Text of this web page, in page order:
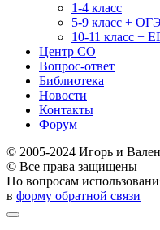
1-4 класс
5-9 класс + ОГЭ
10-11 класс +
Центр СО
Вопрос-ответ
Библиотека
Новости
Контакты
Форум
© 2005-2024 Игорь и
© Все права защищены
По вопросам
в форму обратной связи